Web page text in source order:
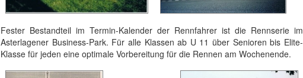
Fester Bestandteil im Termin-Kalender der Rennfahrer ist die Rennserie im
Asterlagener Business-Park. Für alle Klassen ab U 11 über Senioren bis Elite-
Klasse für jeden eine optimale Vorbereitung für die Rennen am Wochenende.